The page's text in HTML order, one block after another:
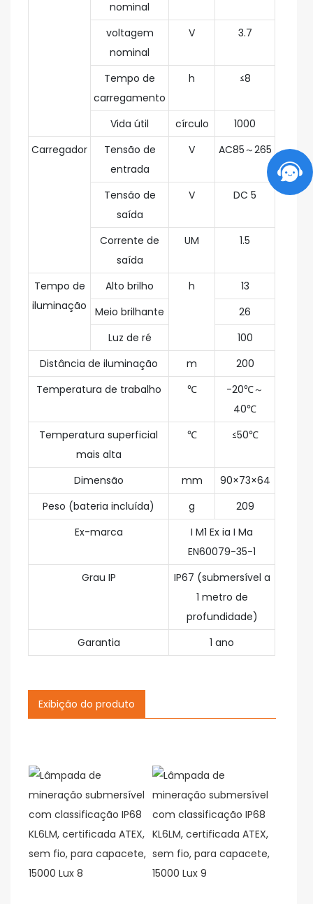
nominal
voltagem
nominal
V 3.7
Tempo de
carregamento
h ≤8
Vida útil círculo
1000
Carregador
Tensão de
entrada
V AC85～265
Tensão de
saída
V DC 5
Corrente de
saída
UM 1.5
Tempo de
iluminação
Alto brilho h
13
Meio brilhante
26
Luz de ré
100
Distância de iluminação
m
200
Temperatura de trabalho
℃
-20℃～
40℃
Temperatura superficial
mais alta
℃ ≤50℃
Dimensão mm
90×73×64
Peso (bateria incluída)
g
209
Ex-marca
I M1 Ex ia I Ma
EN60079-35-1
Grau IP
IP67 (submersível a
1 metro de
profundidade)
Garantia
1 ano
Exibição do produto